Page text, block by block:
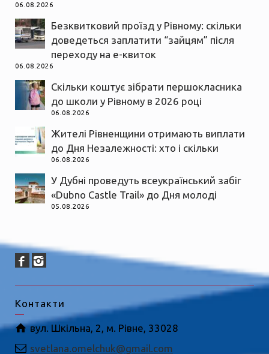
06.08.2026
Безквитковий проїзд у Рівному: скільки
доведеться заплатити “зайцям” після
переходу на е-квиток
06.08.2026
Скільки коштує зібрати першокласника
до школи у Рівному в 2026 році
06.08.2026
Жителі Рівненщини отримають виплати
до Дня Незалежності: хто і скільки
06.08.2026
У Дубні проведуть всеукраїнський забіг
«Dubno Castle Trail» до Дня молоді
05.08.2026
Контакти
вул. Шкільна, 2, м. Рівне, 33028
svetlana.omelchuk@gmail.com